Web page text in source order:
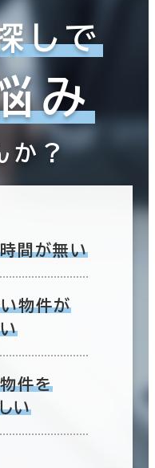
しで
み
か？
間が無い
物件が
件を
い